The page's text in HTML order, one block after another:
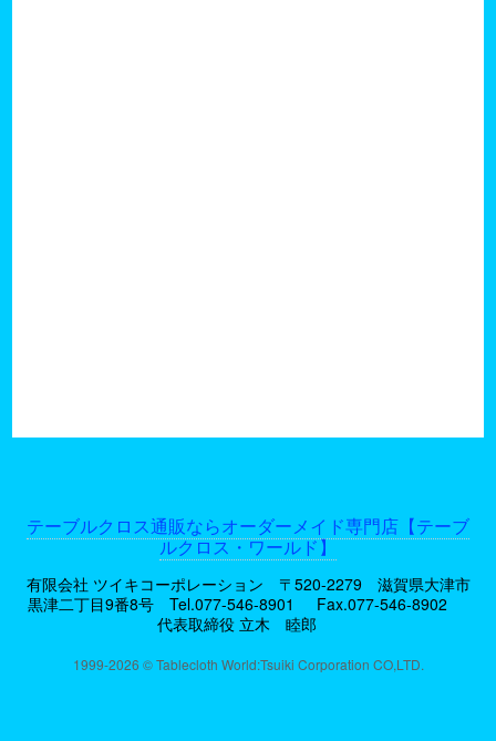
テーブルクロス通販ならオーダーメイド専門店【テーブ
ルクロス・ワールド】
有限会社 ツイキコーポレーション 〒520-2279 滋賀県大津市
黒津二丁目9番8号 Tel.077-546-8901
Fax.077-546-8902
代表取締役 立木 睦郎
1999-2026 © Tablecloth World:Tsuiki Corporation CO,LTD.